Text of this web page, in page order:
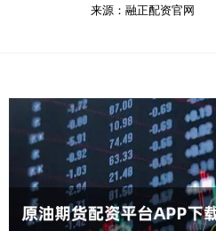
来源：融正配资官网